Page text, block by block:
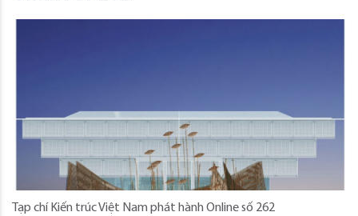
Tạp chí Kiến trúc Việt Nam phát hành Online số 262